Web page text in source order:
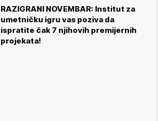
RAZIGRANI NOVEMBAR: Institut za
umetničku igru vas poziva da
ispratite čak 7 njihovih premijernih
projekata!